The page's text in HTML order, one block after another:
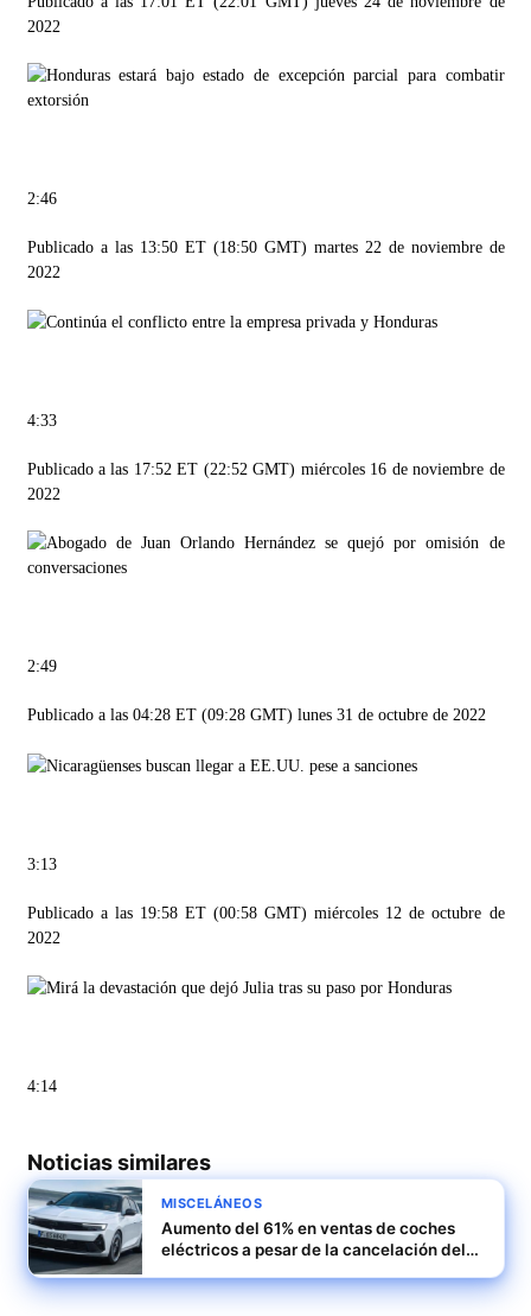
2022
2:46
Publicado a las 13:50 ET (18:50 GMT) martes 22 de noviembre de
2022
4:33
Publicado a las 17:52 ET (22:52 GMT) miércoles 16 de noviembre de
2022
2:49
Publicado a las 04:28 ET (09:28 GMT) lunes 31 de octubre de 2022
3:13
Publicado a las 19:58 ET (00:58 GMT) miércoles 12 de octubre de
2022
4:14
Noticias similares
MISCELÁNEOS
Aumento del 61% en ventas de coches
eléctricos a pesar de la cancelación del